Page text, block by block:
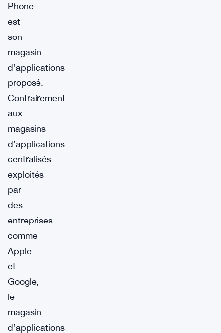
Phone
est
son
magasin
d’applications
proposé.
Contrairement
aux
magasins
d’applications
centralisés
exploités
par
des
entreprises
comme
Apple
et
Google,
le
magasin
d’applications